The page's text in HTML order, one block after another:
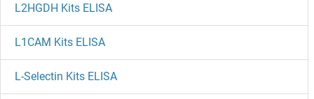
L2HGDH Kits ELISA
L1CAM Kits ELISA
L-Selectin Kits ELISA